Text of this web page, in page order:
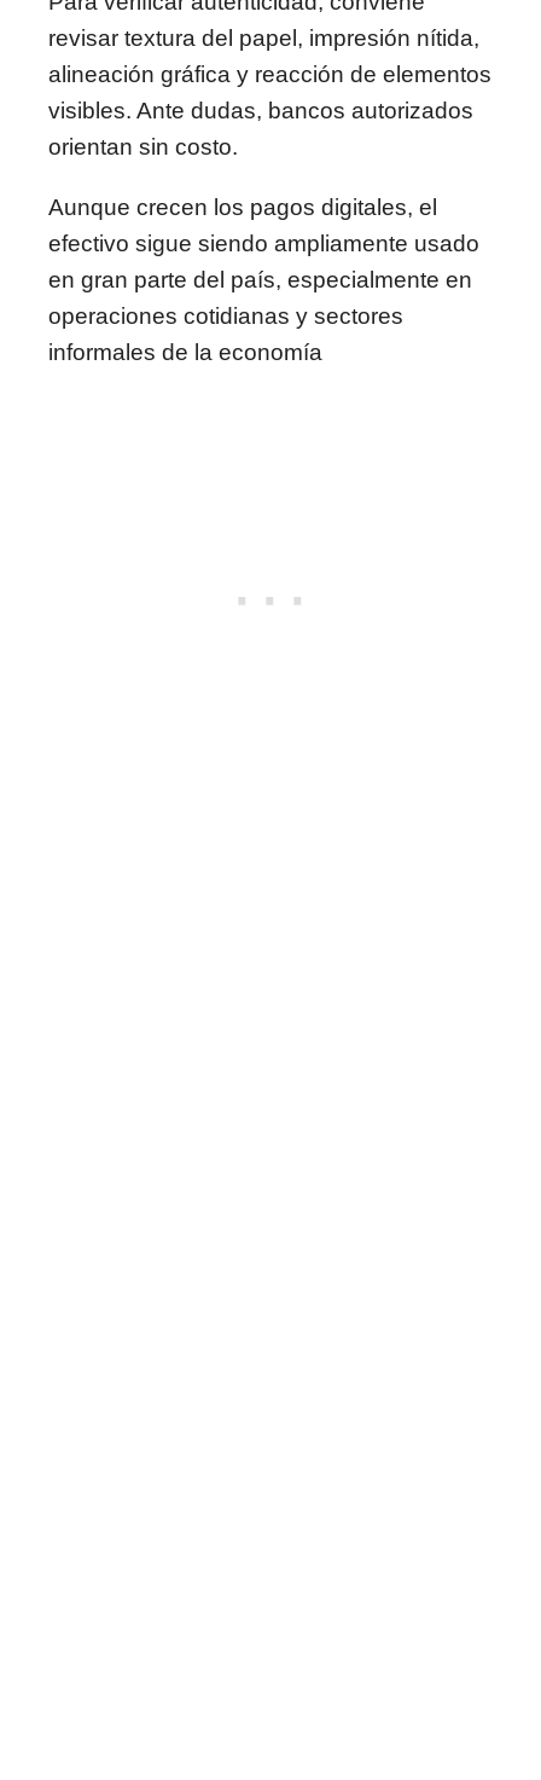
revisar textura del papel, impresión nítida,
alineación gráfica y reacción de elementos
visibles. Ante dudas, bancos autorizados
orientan sin costo.
Aunque crecen los pagos digitales, el
efectivo sigue siendo ampliamente usado
en gran parte del país, especialmente en
operaciones cotidianas y sectores
informales de la economía